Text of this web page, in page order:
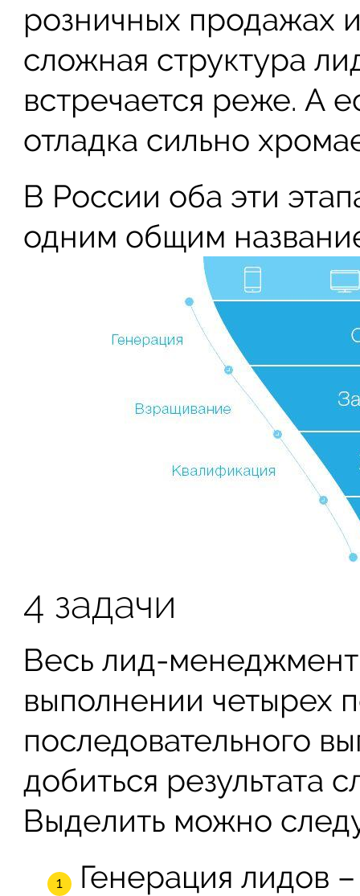
розничных продажах
сложная структура
встречается реже. А
отладка сильно
В России оба эти
одним общим
4 задачи
Весь лид-
выполнении четырех
последовательного
добиться результата
Выделить можно
Генерация лидов